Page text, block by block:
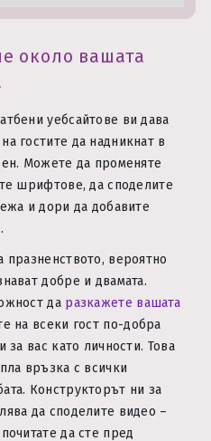
около вашата
уебсайтове ви дава
гостите да надникнат в
Можете да променяте
шрифтове, да споделите
и дори да добавите
вероятно
добре и двамата.
да разкажете вашата
на всеки гост по-добра
за вас като личности. Това
връзка с всички
Конструкторът ни за
да споделите видео –
да сте пред